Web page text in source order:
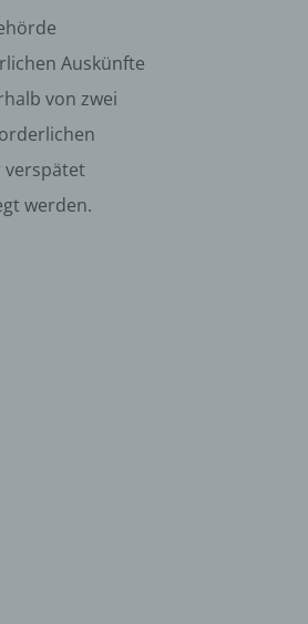
Auskünfte
von zwei
verspätet
werden.